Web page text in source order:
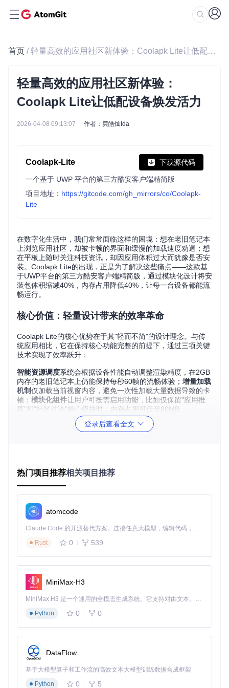
首页 / 轻量高效的应用社区新体验：Coolapk Lite让低配设备焕发活力
轻量高效的应用社区新体验：
Coolapk Lite让低配设备焕发活力
2026-04-08 09:13:07 作者：廉皓灿Ida
Coolapk-Lite 下载源代码
一个基于 UWP 平台的第三方酷安客户端精简版
项目地址： https://gitcode.com/gh_mirrors/co/Coolapk-
Lite
在数字化生活中，我们常常面临这样的困境：想在老旧笔记本
上浏览应用社区，却被卡顿的界面和缓慢的加载速度劝退；想
在平板上随时关注科技资讯，却因应用体积过大而犹豫是否安
装。Coolapk Lite的出现，正是为了解决这些痛点——这款基
于UWP平台的第三方酷安客户端精简版，通过模块化设计将安
装包体积缩减40%，内存占用降低40%，让每一台设备都能流
畅运行。
核心价值：轻量设计带来的效率革命
Coolapk Lite的核心优势在于其"轻而不简"的设计理念。与传
统应用相比，它在保持核心功能完整的前提下，通过三项关键
技术实现了效率跃升：
智能资源调度系统会根据设备性能自动调整渲染精度，在2GB
内存的老旧笔记本上仍能保持每秒60帧的流畅体验； 增量加载
机制仅加载当前视窗内容，避免一次性加载大量数据导致的卡
顿； 模块化组件让用户可按需启用功能，比如仅保留"应用推
荐"和"社区讨论"核心模块时，内存占用可低至80MB。
场景化应用：三招解锁高效使用姿势
通勤路上的碎片阅读
每天地铁通勤时，打开Coolapk Lite的"离线缓存"功能，提前
下载感兴趣的应用评测和科技文章。在无网络环境下，滑动手
势即可流畅切换内容，字体大小调节和夜间模式让长时间阅读
也不觉疲劳。到站前5分钟，通过"稍后阅读"功能标记未看完的
文章，回到办公室后可在电脑端继续阅读。
课堂间隙的应用探索
学生党在课间10分钟想快速了解一款学习类应用？Coolapk Lit
e的"闪电搜索"功能只需输入关键词，0.5秒内即可呈现应用评
分、用户评价和核心功能。特别设计的"学生模式"会自动过滤
广告内容，并突出显示教育类应用推荐，让碎片时间也能高效
获取有用信息。
低配电脑的性能优化
用"极致节能"模式：关闭动画效果、降低图片分辨率、限制后
台活动。实测显示，在2015年款的Surface Pro上，这些设置
可使应用启动时间缩短60%，同时减少40%的CPU占用，让老
设备重获新生。
登录后查看全文
热门项目推荐相关项目推荐
atomcode
Claude Code 的开源替代方案。连接任意大模型，编辑代码，运行命令，自动验证 — 全自动执行。用 Rust 构建，极致性能。 ｜ An open-source alternative to Claude Code. Connect any LLM, edit code, run commands, and verify changes — autonomously. Built in Rust for speed. Get Started
Rust
0 539
MiniMax-H3
MiniMax H3 是一个通用的全模态生成系统。它支持对由文本、图像、视频和音频组成的多模态上下文进行统一理解，并能生成分辨率高达 2K、时长可达 15 秒的带原生立体声音频的视频。得益于面向任务泛化的系统设计，H3 在预训练阶段就已具备广泛的多模态上下文理解与生成能力，能够出色地执行复杂的多模态指令。
Python
0 0
DataFlow
基于大模型算子和工作流的高效文本大模型训练数据合成框架
Python
0 5